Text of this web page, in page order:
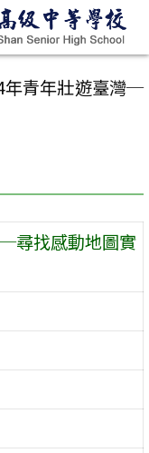
年青年壯遊臺灣─
尋找感動地圖實